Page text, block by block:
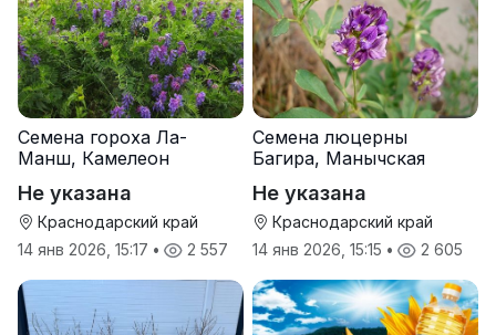
Семена гороха Ла-
Манш, Камелеон
Не указана
Краснодарский край
14 янв 2026, 15:17 • 2 557
Семена люцерны
Багира, Манычская
Не указана
Краснодарский край
14 янв 2026, 15:15 • 2 605